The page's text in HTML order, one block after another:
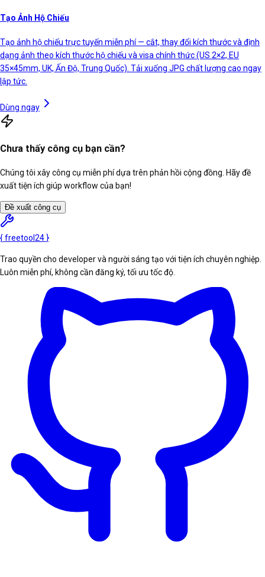
Tạo Ảnh Hộ Chiếu
Tạo ảnh hộ chiếu trực tuyến miễn phí — cắt, thay đổi kích thước và định
dạng ảnh theo kích thước hộ chiếu và visa chính thức (US 2×2, EU
35×45mm, UK, Ấn Độ, Trung Quốc). Tải xuống JPG chất lượng cao ngay
lập tức.
Dùng ngay
Chưa thấy công cụ bạn cần?
Chúng tôi xây công cụ miễn phí dựa trên phản hồi cộng đồng. Hãy đề
xuất tiện ích giúp workflow của bạn!
Đề xuất công cụ
{freetool 24 }
Trao quyền cho developer và người sáng tạo với tiện ích chuyên nghiệp.
Luôn miễn phí, không cần đăng ký, tối ưu tốc độ.